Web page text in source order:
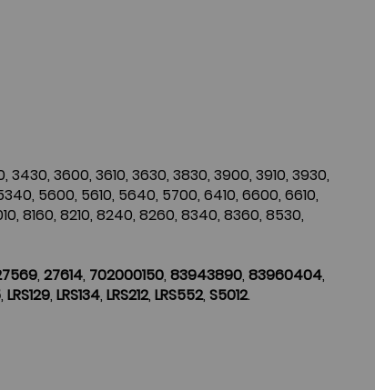
3430, 3600, 3610, 3630, 3830, 3900, 3910, 3930,
5600, 5610, 5640, 5700, 6410, 6600, 6610,
8160, 8210, 8240, 8260, 8340, 8360, 8530,
, 27614, 702000150, 83943890, 83960404,
, LRS129, LRS134, LRS212, LRS552, S5012.